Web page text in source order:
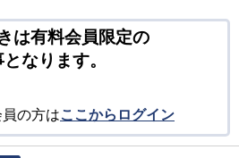
は有料会員限定の
なります。
の方はここからログイン